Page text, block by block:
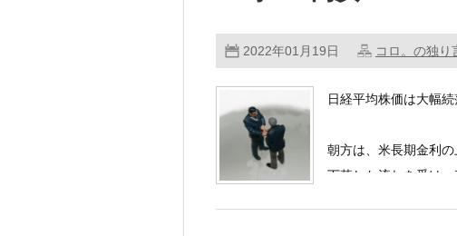
2022年01月19日 コロ。の独り
日経平均株価は大幅続
朝方は、米長期金利
下落した流れを受け